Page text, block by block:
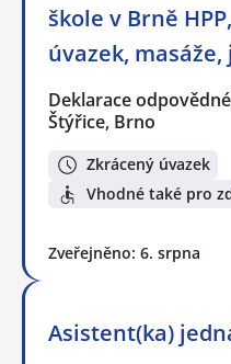
škole v Brně
úvazek, masáže,
Deklarace
Štýřice, Brno
Zkrácený úvazek
Vhodné také pro
Zveřejněno: 6. srpna
Asistent(ka)